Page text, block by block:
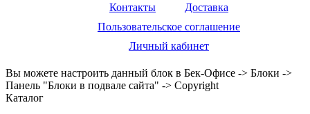
Контакты
Доставка
Пользовательское соглашение
Личный кабинет
Вы можете настроить данный блок в Бек-Офисе -> Блоки ->
Панель "Блоки в подвале сайта" -> Copyright
Каталог